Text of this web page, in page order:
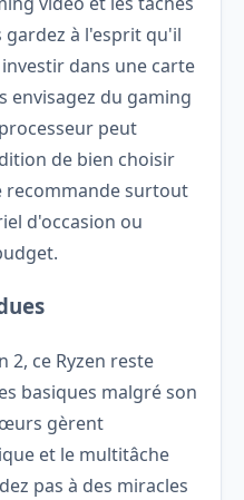
à l'esprit qu'il
dans une carte
envisagez du gaming
peut
de bien choisir
recommande surtout
d'occasion ou
2, ce Ryzen reste
basiques malgré son
gèrent
et le multitâche
pas à des miracles